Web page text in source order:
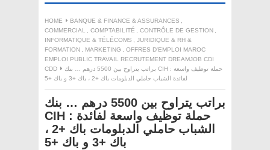
HOME BANQUE & FINANCE & ASSURANCES ,
COMMERCIAL , COMPTABILITÉ , CONTRÔLE DE GESTION ,
INFORMATIQUE & TÉLÉCOMS , JURIDIQUE & RH &
FORMATION , MARKETING , OFFRES D'EMPLOI MAROC
EMPLOI PUBLIC TRAVAIL RECRUTEMENT DREAMJOB CDI
CDD
براتب يتراوح بين 5500 درهم … بنك CIH : حملة توظيف واسعة
لفائدة الشباب حاملي الدبلومات باك +2 ، باك +3 و باك +5
براتب يتراوح بين 5500 درهم … بنك
CIH : حملة توظيف واسعة لفائدة
الشباب حاملي الدبلومات باك +2 ،
باك +3 و باك +5